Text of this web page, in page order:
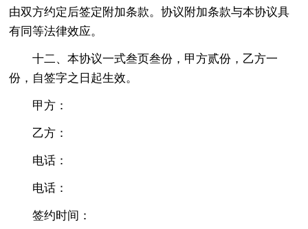
由双方约定后签定附加条款。协议附加条款与本协议具
有同等法律效应。
十二、本协议一式叁页叁份，甲方贰份，乙方一
份，自签字之日起生效。
甲方：
乙方：
电话：
电话：
签约时间：